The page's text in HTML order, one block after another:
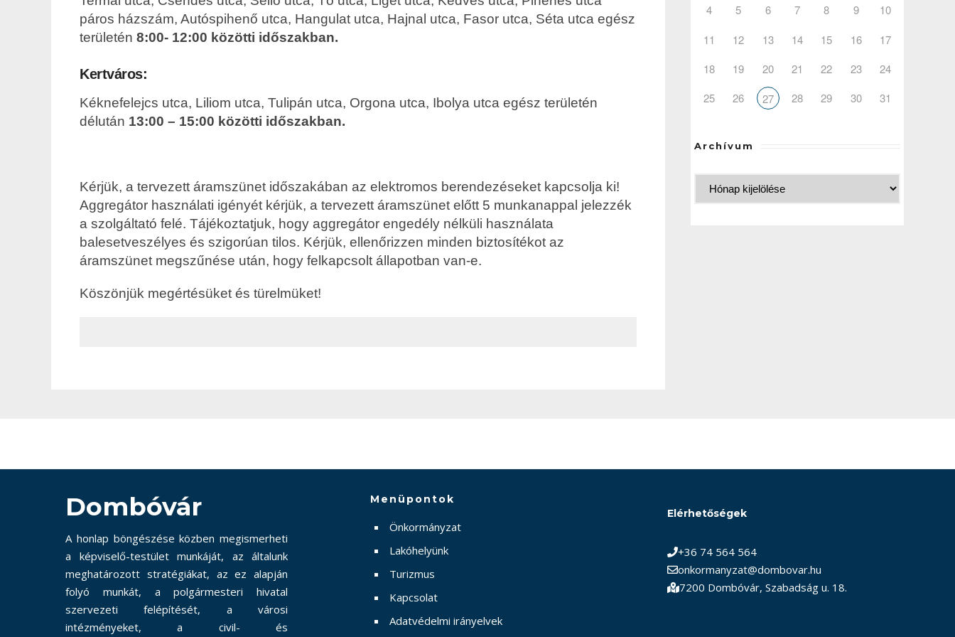
páros házszám, Autóspihenő utca, Hangulat utca, Hajnal utca, Fasor utca, Séta utca egész
területén 8:00- 12:00 közötti időszakban.
Kertváros:
Kéknefelejcs utca, Liliom utca, Tulipán utca, Orgona utca, Ibolya utca egész területén
délután 13:00 – 15:00 közötti időszakban.
Kérjük, a tervezett áramszünet időszakában az elektromos berendezéseket kapcsolja ki!
Aggregátor használati igényét kérjük, a tervezett áramszünet előtt 5 munkanappal jelezzék
a szolgáltató felé. Tájékoztatjuk, hogy aggregátor engedély nélküli használata
balesetveszélyes és szigorúan tilos. Kérjük, ellenőrizzen minden biztosítékot az
áramszünet megszűnése után, hogy felkapcsolt állapotban van-e.
Köszönjük megértésüket és türelmüket!
4
5 6 7 8 9
10
11
12 13 14 15 16
17
18
19 20 21 22 23
24
25
26 27 28 29 30 31
Archívum
Dombóvár
A honlap böngészése közben megismerheti
a képviselő-testület munkáját, az általunk
meghatározott stratégiákat, az ez alapján
folyó munkát, a polgármesteri hivatal
szervezeti felépítését, a városi
intézményeket, a civil- és
Menüpontok
Önkormányzat
Lakóhelyünk
Turizmus
Kapcsolat
Adatvédelmi irányelvek
Elérhetőségek
+36 74 564 564
onkormanyzat@dombovar.hu
7200 Dombóvár, Szabadság u. 18.